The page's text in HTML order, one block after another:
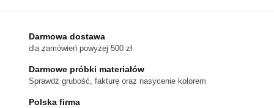
wybrać
stronie
produktu
Darmowa dostawa
dla zamówień powyżej 500 zł
Darmowe próbki materiałów
Sprawdź grubość, fakturę oraz nasycenie kolorem
Polska firma